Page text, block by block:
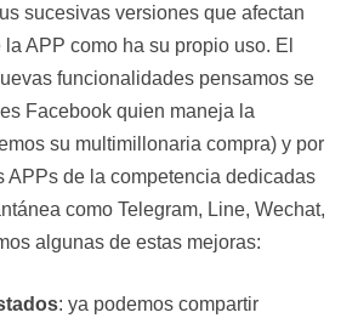
sucesivas versiones que afectan
APP como ha su propio uso. El
funcionalidades pensamos se
Facebook quien maneja la
su multimillonaria compra) y por
APPs de la competencia dedicadas
como Telegram, Line, Wechat,
algunas de estas mejoras:
: ya podemos compartir